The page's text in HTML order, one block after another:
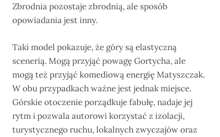
Zbrodnia pozostaje zbrodnią, ale sposób
opowiadania jest inny.
Taki model pokazuje, że góry są elastyczną
scenerią. Mogą przyjąć powagę Gortycha, ale
mogą też przyjąć komediową energię Matyszczak.
W obu przypadkach ważne jest jednak miejsce.
Górskie otoczenie porządkuje fabułę, nadaje jej
rytm i pozwala autorowi korzystać z izolacji,
turystycznego ruchu, lokalnych zwyczajów oraz